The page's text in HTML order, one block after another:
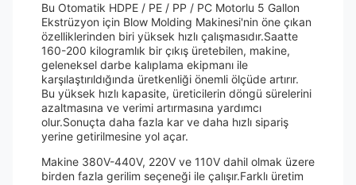
Bu Otomatik HDPE / PE / PP / PC Motorlu 5 Gallon
Ekstrüzyon için Blow Molding Makinesi'nin öne çıkan
özelliklerinden biri yüksek hızlı çalışmasıdır.Saatte
160-200 kilogramlık bir çıkış üretebilen, makine,
geleneksel darbe kalıplama ekipmanı ile
karşılaştırıldığında üretkenliği önemli ölçüde artırır.
Bu yüksek hızlı kapasite, üreticilerin döngü sürelerini
azaltmasına ve verimi artırmasına yardımcı
olur.Sonuçta daha fazla kar ve daha hızlı sipariş
yerine getirilmesine yol açar.
Makine 380V-440V, 220V ve 110V dahil olmak üzere
birden fazla gerilim seçeneği ile çalışır.Farklı üretim